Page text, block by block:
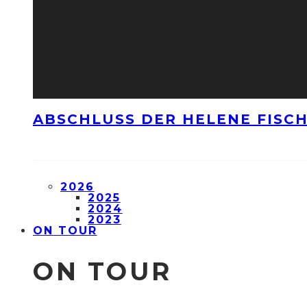
ABSCHLUSS DER HELENE
2026
2025
2024
2023
ON TOUR
ON TOUR